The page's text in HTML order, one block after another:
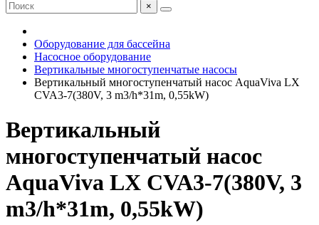
×
Оборудование для бассейна
Насосное оборудование
Вертикальные многоступенчатые насосы
Вертикальный многоступенчатый насос AquaViva LX
CVA3-7(380V, 3 m3/h*31m, 0,55kW)
Вертикальный
многоступенчатый насос
AquaViva LX CVA3-7(380V, 3
m3/h*31m, 0,55kW)